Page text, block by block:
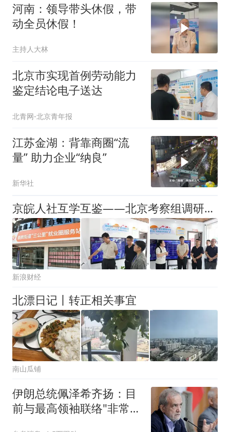
河南：领导带头休假，带
动全员休假！
主持人大林
北京市实现首例劳动能力
鉴定结论电子送达
北青网-北京青年报
江苏金湖：背靠商圈“流
量” 助力企业“纳良”
新华社
京皖人社互学互鉴——北京考察组调研包河区骆岗街道“三公里”就业圈服务站
新浪财经
北漂日记丨转正相关事宜
南山瓜铺
伊朗总统佩泽希齐扬：目
前与最高领袖联络"非常困